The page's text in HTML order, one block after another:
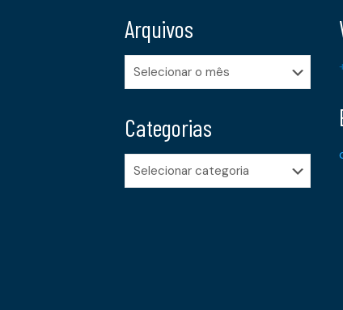
Arquivos
Arquivos
Categorias
Categorias